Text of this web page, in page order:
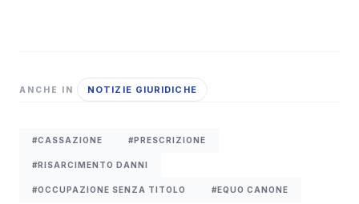
ANCHE IN NOTIZIE GIURIDICHE
#CASSAZIONE #PRESCRIZIONE
#RISARCIMENTO DANNI
#OCCUPAZIONE SENZA TITOLO #EQUO CANONE